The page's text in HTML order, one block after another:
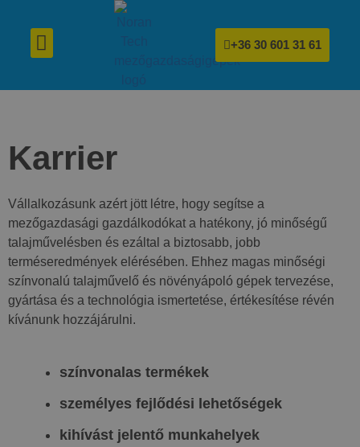
+36 30 601 31 61
Karrier
Vállalkozásunk azért jött létre, hogy segítse a
mezőgazdasági gazdálkodókat a hatékony, jó minőségű
talajművelésben és ezáltal a biztosabb, jobb
terméseredmények elérésében. Ehhez magas minőségi
színvonalú talajművelő és növényápoló gépek tervezése,
gyártása és a technológia ismertetése, értékesítése révén
kívánunk hozzájárulni.
színvonalas termékek
személyes fejlődési lehetőségek
kihívást jelentő munkahelyek